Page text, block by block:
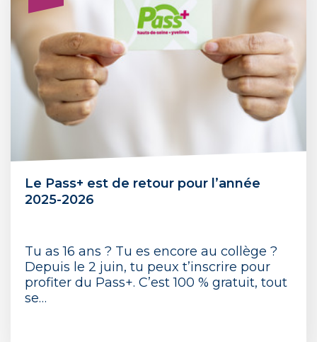
Le Pass+ est de retour pour l’année
2025-2026
Tu as 16 ans ? Tu es encore au collège ?
Depuis le 2 juin, tu peux t’inscrire pour
profiter du Pass+. C’est 100 % gratuit, tout
se…